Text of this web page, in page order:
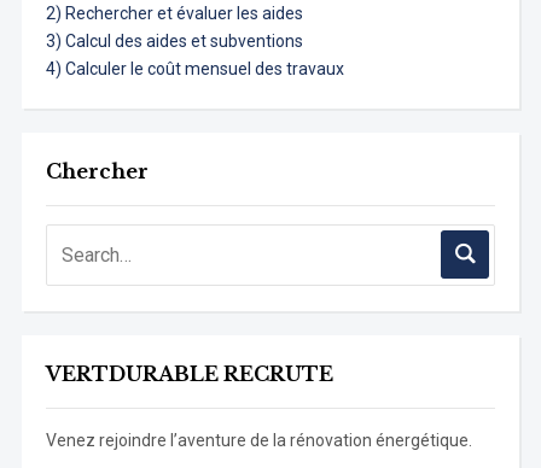
2) Rechercher et évaluer les aides
3) Calcul des aides et subventions
4) Calculer le coût mensuel des travaux
Chercher
VERTDURABLE RECRUTE
Venez rejoindre l’aventure de la rénovation énergétique.